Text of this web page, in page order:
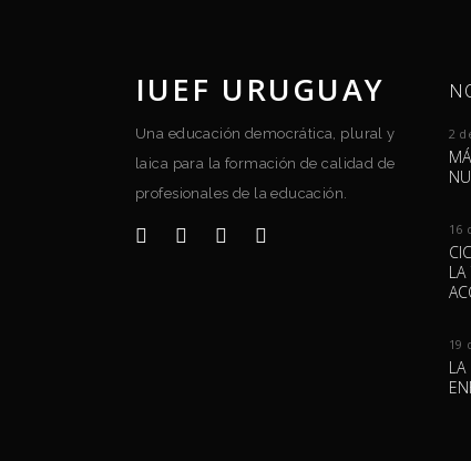
IUEF URUGUAY
Una educación democrática, plural y
laica para la formación de calidad de
profesionales de la educación.
2
16
LA
19